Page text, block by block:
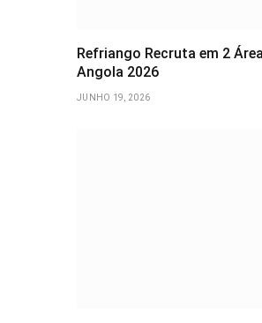
Refriango Recruta em 2
Angola 2026
JUNHO 19, 2026